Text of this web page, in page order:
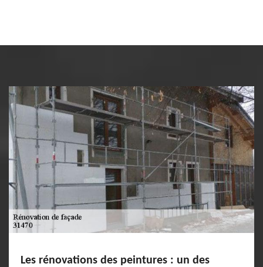
Les rénovations des peintures : un des